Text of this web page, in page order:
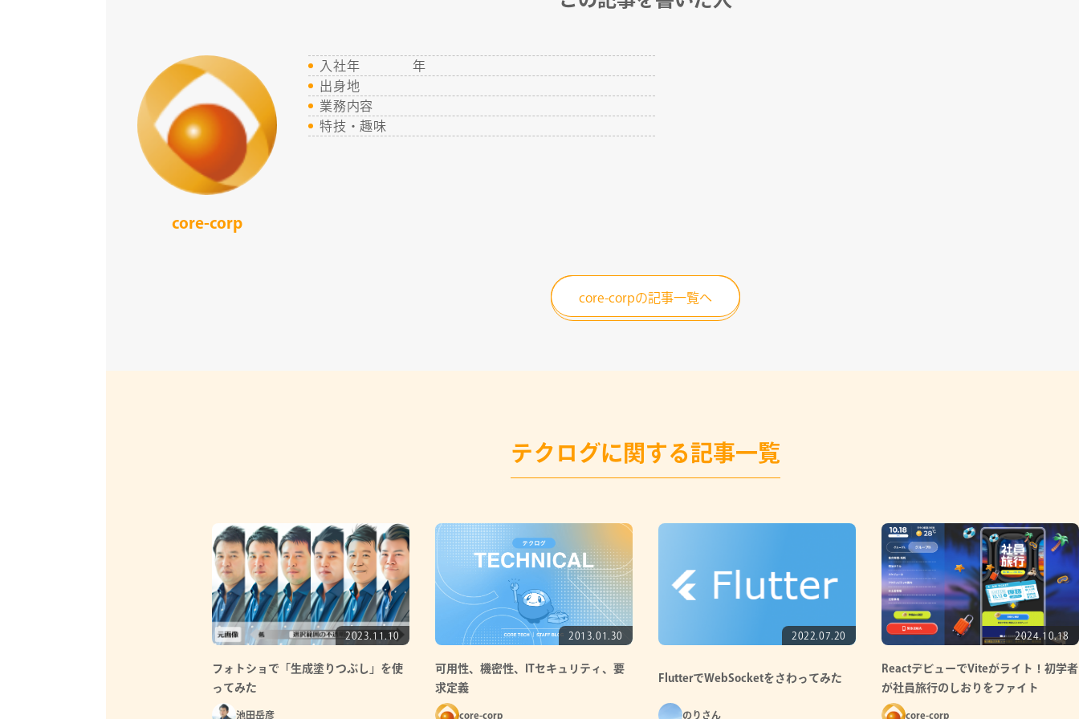
core-corp
入社年
年
出身地
業務内容
特技・趣味
core-corpの記事一覧へ
テクログに関する記事一覧
2023.11.10
フォトショで「生成塗りつぶし」を使
ってみた
池田岳彦
2013.01.30
可用性、機密性、ITセキュリティ、要
求定義
core-corp
2022.07.20
FlutterでWebSocketをさわってみた
のりさん
2024.10.18
ReactデビューでViteがライト！初学者
が社員旅行のしおりをファイト
Shimasuyo！①
core-corp